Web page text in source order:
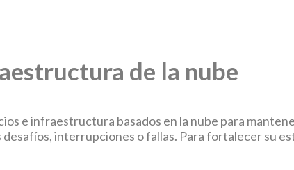
de la nube
e infraestructura basados ​​en la nube para
interrupciones o fallas. Para fortalecer su